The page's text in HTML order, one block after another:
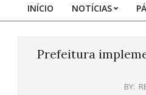
Pauta
Primary
INÍCIO NOTÍCIAS
Prefeitura
BY: